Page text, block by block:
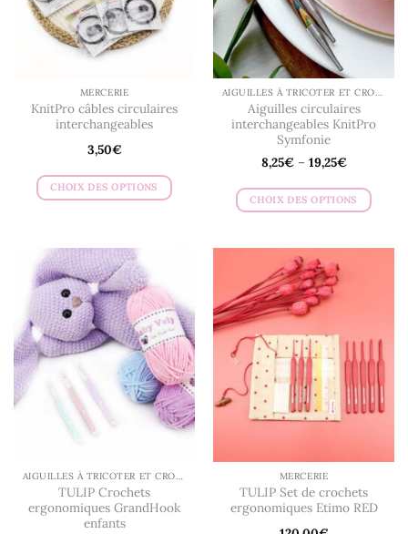
choisies
sur
la
page
du
produit
MERCERIE
KnitPro câbles circulaires
interchangeables
3,50€
CHOIX DES OPTIONS
a
plusieurs
variations.
Les
options
peuvent
être
choisies
la
produit
AIGUILLES À TRICOTER ET CROCHETS
Aiguilles circulaires
interchangeables KnitPro
Symfonie
8,25€– 19,25€
CHOIX DES OPTIONS
a
plusieurs
variations.
Les
options
peuvent
être
choisies
sur
du
produit
AIGUILLES À TRICOTER ET CROCHETS
TULIP Crochets
ergonomiques GrandHook
enfants
MERCERIE
TULIP Set de crochets
ergonomiques Etimo RED